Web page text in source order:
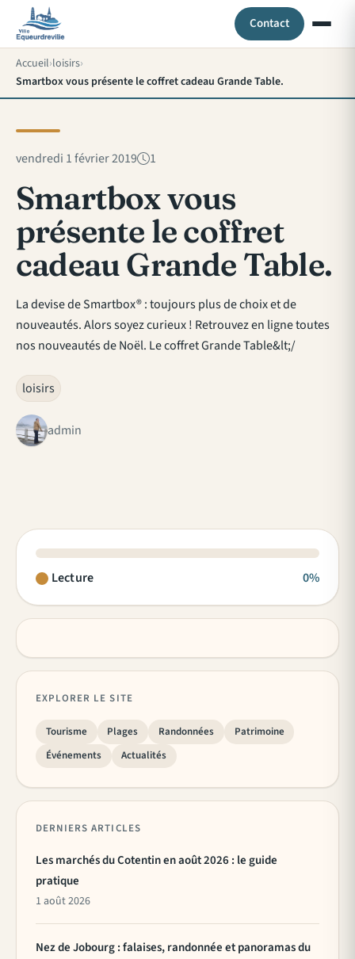
Contact
Accueil loisirs
Smartbox vous présente le coffret cadeau Grande Table.
vendredi 1 février 2019 1
Smartbox vous
présente le coffret
cadeau Grande Table.
La devise de Smartbox® : toujours plus de choix et de
nouveautés. Alors soyez curieux ! Retrouvez en ligne toutes
nos nouveautés de Noël. Le coffret Grande Table&lt;/
loisirs
admin
Lecture 0%
EXPLORER LE SITE
Tourisme Plages Randonnées
Patrimoine
Événements
Actualités
DERNIERS ARTICLES
Les marchés du Cotentin en août 2026 : le guide
pratique
1 août 2026
Nez de Jobourg : falaises, randonnée et panoramas du